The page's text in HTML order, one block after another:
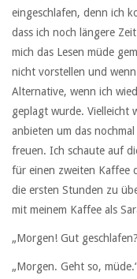
eingeschlafen, denn ich
dass ich noch längere
mich das Lesen müde
nicht vorstellen und
Alternative, wenn ich
geplagt wurde. Vielleicht
anbieten um das
freuen. Ich schaute auf
für einen zweiten Kaffee
die ersten Stunden zu
mit meinem Kaffee als
„Morgen! Gut
„Morgen. Geht so,